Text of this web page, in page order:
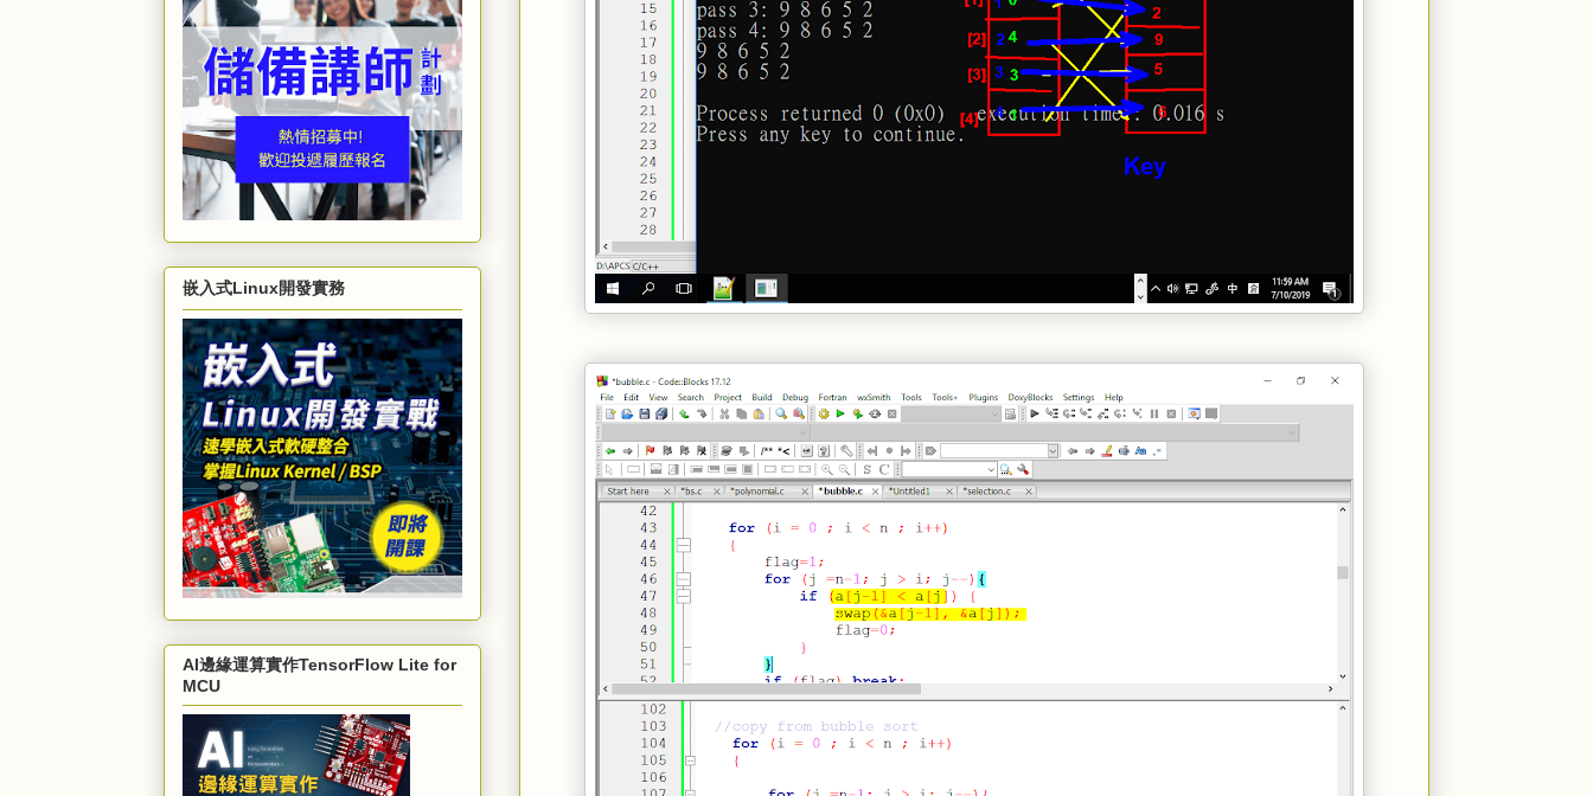
嵌入式Linux開發實務
AI邊緣運算實作TensorFlow Lite for
MCU